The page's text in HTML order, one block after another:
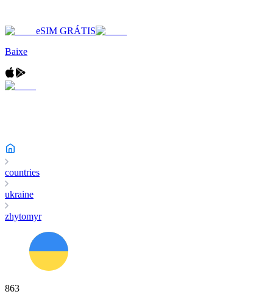
eSIM GRÁTIS
Baixe
countries
ukraine
zhytomyr
863